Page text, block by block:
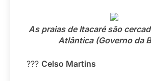
As praias de Itacaré são
Atlântica (Governo da
??? Celso Martins